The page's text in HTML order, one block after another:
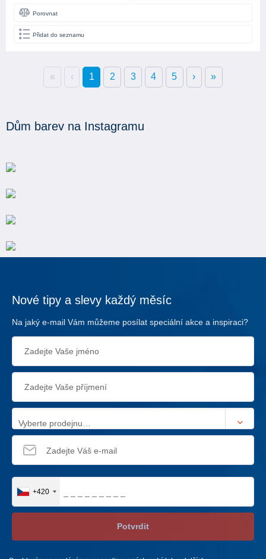
Porovnat
Přidat do seznamu
« ‹ 1 2 3 4 5 › »
Dům barev na Instagramu
Nové tipy a slevy každý měsíc
Na jaký e-mail Vám můžeme posílat speciální akce a inspiraci?
Vyberte prodejnu…
+420
Potvrdit